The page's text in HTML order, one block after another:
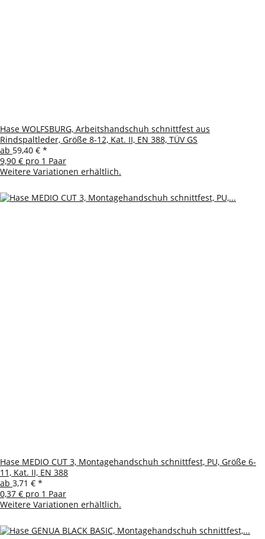
Hase WOLFSBURG, Arbeitshandschuh schnittfest aus
Rindspaltleder, Größe 8-12, Kat. II, EN 388, TÜV GS
ab 59,40 € *
9,90 € pro 1 Paar
Weitere Variationen erhältlich.
Hase MEDIO CUT 3, Montagehandschuh schnittfest, PU, Größe 6-
11, Kat. II, EN 388
ab 3,71 € *
0,37 € pro 1 Paar
Weitere Variationen erhältlich.